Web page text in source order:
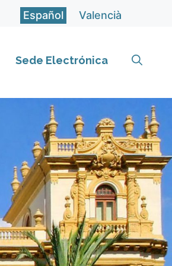
Español Valencià
Sede Electrónica